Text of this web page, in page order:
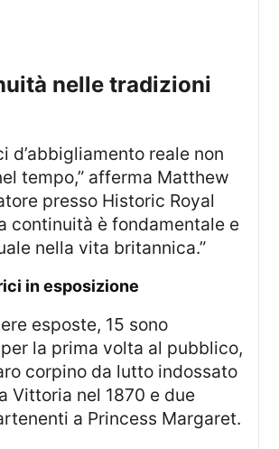
tempo,” afferma Matthew
presso Historic Royal
continuità è fondamentale e
nella vita britannica.”
in esposizione
la prima volta al pubblico,
corpino da lutto indossato
Vittoria nel 1870 e due
a Princess Margaret.